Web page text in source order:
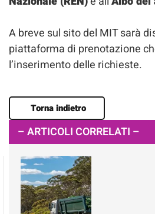
A breve sul sito del MIT sarà
piattaforma di prenotazione
l’inserimento delle richieste.
Torna indietro
– ARTICOLI CORRELATI –